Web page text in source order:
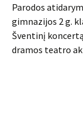
Parodos
gimnazijos 2 g.
Šventinį
dramos teatro